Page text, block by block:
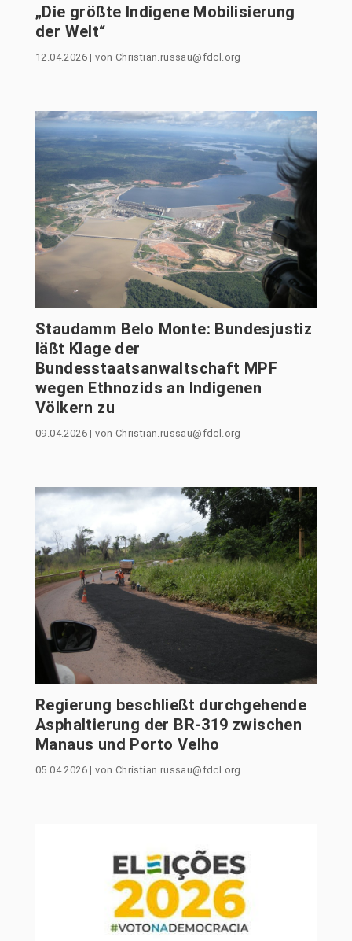
„Die größte Indigene Mobilisierung
der Welt“
12.04.2026|von Christian.russau@fdcl.org
Staudamm Belo Monte: Bundesjustiz
läßt Klage der
Bundesstaatsanwaltschaft MPF
wegen Ethnozids an Indigenen
Völkern zu
09.04.2026|von Christian.russau@fdcl.org
Regierung beschließt durchgehende
Asphaltierung der BR-319 zwischen
Manaus und Porto Velho
05.04.2026|von Christian.russau@fdcl.org